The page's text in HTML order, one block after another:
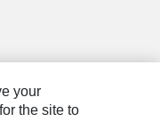
your
the site to